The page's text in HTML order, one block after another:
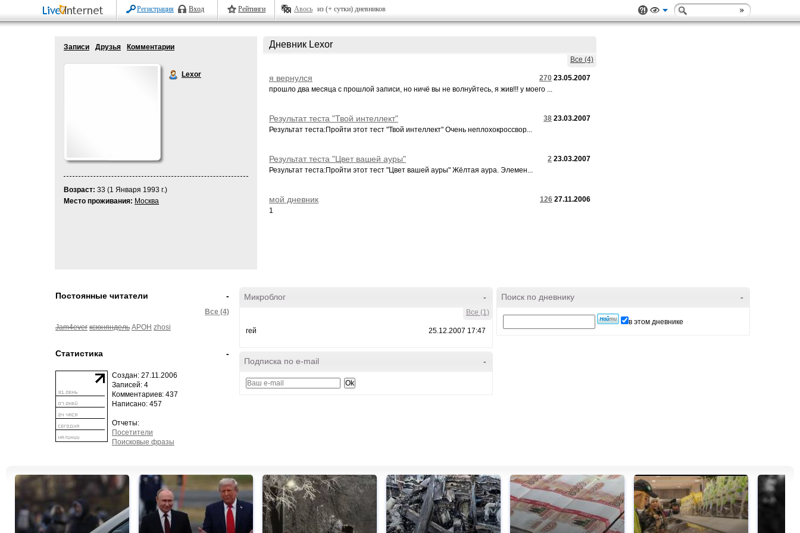
Регистрация Вход Рейтинги Авось из (+ сутки) дневников
Записи Друзья Комментарии
Lexor
Возраст: 33 (1 Января 1993 г.)
Место проживания: Москва
Дневник Lexor
Все (4)
270 23.05.2007
я вернулся
прошло два месяца с прошлой записи, но ничё вы не волнуйтесь, я жив!!! у моего ...
38 23.03.2007
Результат теста "Твой интеллект"
Результат теста:Пройти этот тест "Твой интеллект" Очень неплохокроссвор...
2 23.03.2007
Результат теста "Цвет вашей ауры"
Результат теста:Пройти этот тест "Цвет вашей ауры" Жёлтая аура. Элемен...
126 27.11.2006
мой дневник
1
-
Постоянные читатели
Все (4)
Jam4ever ксюняндель APOH zhosi
-
Статистика
Создан: 27.11.2006
Записей: 4
Комментариев: 437
Написано: 457
Отчеты:
Посетители
Поисковые фразы
-
Микроблог
Все (1)
гей 25.12.2007 17:47
-
Подписка по e-mail
-
Поиск по дневнику
в этом дневнике